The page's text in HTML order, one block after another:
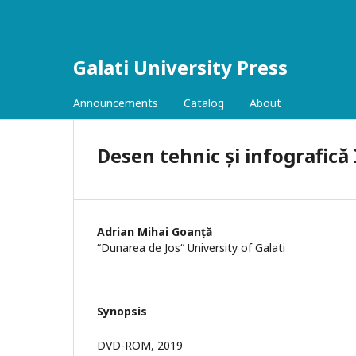
Galati University Press
Announcements Catalog About
Desen tehnic și
Adrian Mihai Goanță
“Dunarea de Jos“ University of Galati
Synopsis
DVD-ROM, 2019